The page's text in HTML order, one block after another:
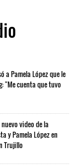
a Pamela López que le
"Me cuenta que tuvo
video de la
y Pamela López en
Trujillo